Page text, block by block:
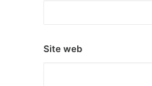
Site web